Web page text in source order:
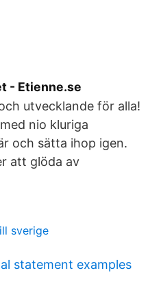
- Etienne.se
utvecklande för alla!
nio kluriga
och sätta ihop igen.
att glöda av
sverige
statement examples